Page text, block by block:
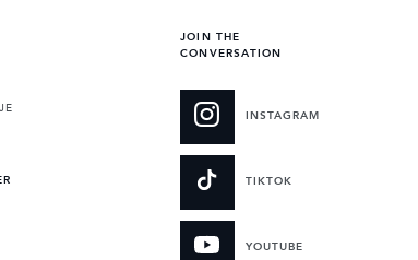
JOIN THE
CONVERSATION
INSTAGRAM
TIKTOK
YOUTUBE